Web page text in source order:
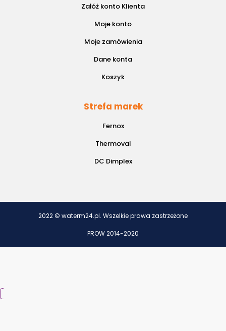
Załóż konto Klienta
Moje konto
Moje zamówienia
Dane konta
Koszyk
Strefa marek
Fernox
Thermoval
DC Dimplex
2022 © waterm24.pl. Wszelkie prawa zastrzeżone
PROW 2014-2020